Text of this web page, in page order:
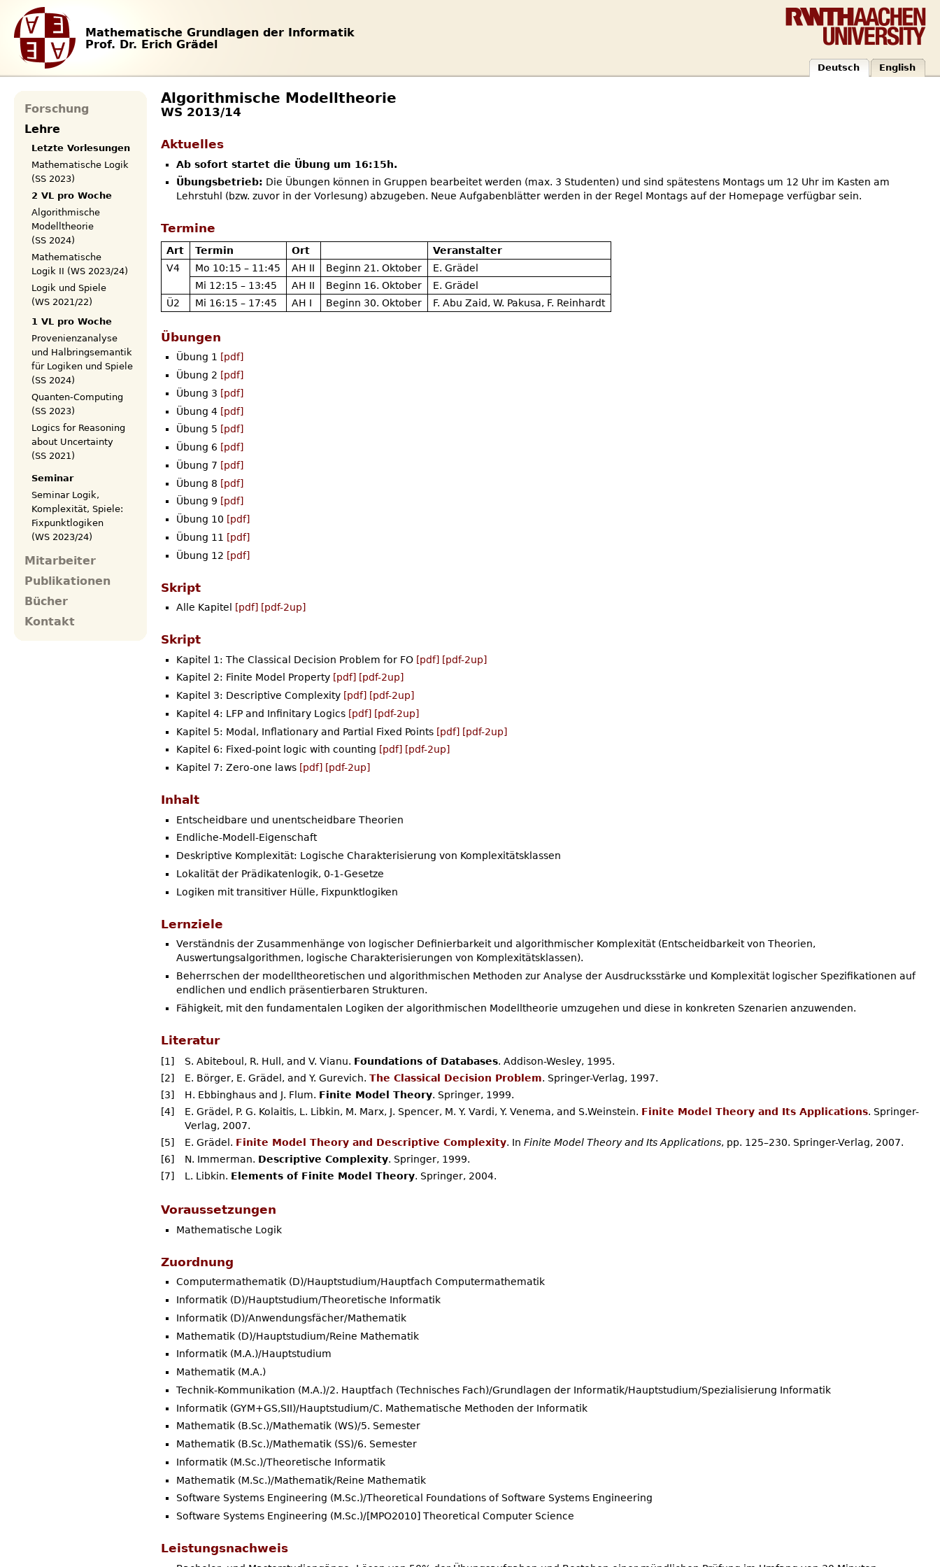
Mathematische Grundlagen der Informatik
Prof. Dr. Erich Grädel
Deutsch English
Algorithmische Modelltheorie
WS 2013/14
Aktuelles
Ab sofort startet die Übung um 16:15h.
Übungsbetrieb: Die Übungen können in Gruppen bearbeitet werden (max. 3 Studenten) und sind spätestens Montags um 12 Uhr im Kasten am
Lehrstuhl (bzw. zuvor in der Vorlesung) abzugeben. Neue Aufgabenblätter werden in der Regel Montags auf der Homepage verfügbar sein.
Termine
Art Termin Ort
Veranstalter
V4
Mo 10:15 – 11:45 AH II Beginn 21. Oktober
E. Grädel
Mi 12:15 – 13:45
AH II Beginn 16. Oktober
E. Grädel
Ü2
Mi 16:15 – 17:45 AH I Beginn 30. Oktober F. Abu Zaid, W. Pakusa, F. Reinhardt
Übungen
Übung 1 [pdf]
Übung 2 [pdf]
Übung 3 [pdf]
Übung 4 [pdf]
Übung 5 [pdf]
Übung 6 [pdf]
Übung 7 [pdf]
Übung 8 [pdf]
Übung 9 [pdf]
Übung 10 [pdf]
Übung 11 [pdf]
Übung 12 [pdf]
Skript
Alle Kapitel [pdf] [pdf-2up]
Skript
Kapitel 1: The Classical Decision Problem for FO [pdf] [pdf-2up]
Kapitel 2: Finite Model Property [pdf] [pdf-2up]
Kapitel 3: Descriptive Complexity [pdf] [pdf-2up]
Kapitel 4: LFP and Infinitary Logics [pdf] [pdf-2up]
Kapitel 5: Modal, Inflationary and Partial Fixed Points [pdf] [pdf-2up]
Kapitel 6: Fixed-point logic with counting [pdf] [pdf-2up]
Kapitel 7: Zero-one laws [pdf] [pdf-2up]
Inhalt
Entscheidbare und unentscheidbare Theorien
Endliche-Modell-Eigenschaft
Deskriptive Komplexität: Logische Charakterisierung von Komplexitätsklassen
Lokalität der Prädikatenlogik, 0-1-Gesetze
Logiken mit transitiver Hülle, Fixpunktlogiken
Lernziele
Verständnis der Zusammenhänge von logischer Definierbarkeit und algorithmischer Komplexität (Entscheidbarkeit von Theorien,
Auswertungsalgorithmen, logische Charakterisierungen von Komplexitätsklassen).
Beherrschen der modelltheoretischen und algorithmischen Methoden zur Analyse der Ausdrucksstärke und Komplexität logischer Spezifikationen auf
endlichen und endlich präsentierbaren Strukturen.
Fähigkeit, mit den fundamentalen Logiken der algorithmischen Modelltheorie umzugehen und diese in konkreten Szenarien anzuwenden.
Literatur
[1] S. Abiteboul, R. Hull, and V. Vianu. Foundations of Databases. Addison-Wesley, 1995.
[2]
E. Börger, E. Grädel, and Y. Gurevich. The Classical Decision Problem. Springer-Verlag, 1997.
[3]
H. Ebbinghaus and J. Flum. Finite Model Theory. Springer, 1999.
[4]
E. Grädel, P. G. Kolaitis, L. Libkin, M. Marx, J. Spencer, M. Y. Vardi, Y. Venema, and S.Weinstein. Finite Model Theory and Its Applications. Springer-
Verlag, 2007.
[5]
E. Grädel. Finite Model Theory and Descriptive Complexity. In Finite Model Theory and Its Applications, pp. 125–230. Springer-Verlag, 2007.
[6]
N. Immerman. Descriptive Complexity. Springer, 1999.
[7]
L. Libkin. Elements of Finite Model Theory. Springer, 2004.
Voraussetzungen
Mathematische Logik
Zuordnung
Computermathematik (D)/Hauptstudium/Hauptfach Computermathematik
Informatik (D)/Hauptstudium/Theoretische Informatik
Informatik (D)/Anwendungsfächer/Mathematik
Mathematik (D)/Hauptstudium/Reine Mathematik
Informatik (M.A.)/Hauptstudium
Mathematik (M.A.)
Technik-Kommunikation (M.A.)/2. Hauptfach (Technisches Fach)/Grundlagen der Informatik/Hauptstudium/Spezialisierung Informatik
Informatik (GYM+GS,SII)/Hauptstudium/C. Mathematische Methoden der Informatik
Mathematik (B.Sc.)/Mathematik (WS)/5. Semester
Mathematik (B.Sc.)/Mathematik (SS)/6. Semester
Informatik (M.Sc.)/Theoretische Informatik
Mathematik (M.Sc.)/Mathematik/Reine Mathematik
Software Systems Engineering (M.Sc.)/Theoretical Foundations of Software Systems Engineering
Software Systems Engineering (M.Sc.)/[MPO2010] Theoretical Computer Science
Leistungsnachweis
Forschung
Lehre
Letzte Vorlesungen
Mathematische Logik
(SS 2023)
2 VL pro Woche
Algorithmische
Modelltheorie
(SS 2024)
Mathematische
Logik II (WS 2023/24)
Logik und Spiele
(WS 2021/22)
1 VL pro Woche
Provenienzanalyse
und Halbringsemantik
für Logiken und Spiele
(SS 2024)
Quanten-Computing
(SS 2023)
Logics for Reasoning
about Uncertainty
(SS 2021)
Seminar
Seminar Logik,
Komplexität, Spiele:
Fixpunktlogiken
(WS 2023/24)
Mitarbeiter
Publikationen
Bücher
Kontakt